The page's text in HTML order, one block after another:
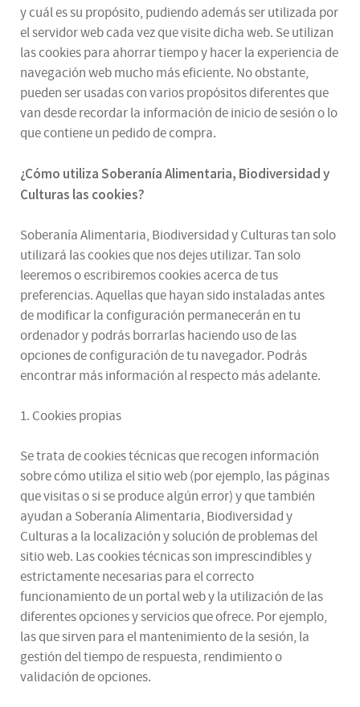
y cuál es su propósito, pudiendo además ser utilizada por
el servidor web cada vez que visite dicha web. Se utilizan
las cookies para ahorrar tiempo y hacer la experiencia de
navegación web mucho más eficiente. No obstante,
pueden ser usadas con varios propósitos diferentes que
van desde recordar la información de inicio de sesión o lo
que contiene un pedido de compra.
¿Cómo utilizaSoberanía Alimentaria, Biodiversidad y
Culturas las cookies?
Soberanía Alimentaria, Biodiversidad y Culturas tan solo
utilizará las cookies que nos dejes utilizar. Tan solo
leeremos o escribiremos cookies acerca de tus
preferencias. Aquellas que hayan sido instaladas antes
de modificar la configuración permanecerán en tu
ordenador y podrás borrarlas haciendo uso de las
opciones de configuración de tu navegador. Podrás
encontrar más información al respecto más adelante.
1. Cookies propias
Se trata de cookies técnicas que recogen información
sobre cómo utiliza el sitio web (por ejemplo, las páginas
que visitas o si se produce algún error) y que también
ayudan a Soberanía Alimentaria, Biodiversidad y
Culturas a la localización y solución de problemas del
sitio web. Las cookies técnicas son imprescindibles y
estrictamente necesarias para el correcto
funcionamiento de un portal web y la utilización de las
diferentes opciones y servicios que ofrece. Por ejemplo,
las que sirven para el mantenimiento de la sesión, la
gestión del tiempo de respuesta, rendimiento o
validación de opciones.